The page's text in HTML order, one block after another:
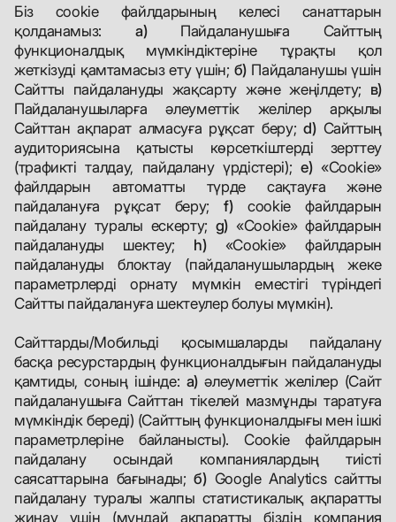
Біз cookie файлдарының келесі санаттарын
қолданамыз: а)Пайдаланушыға Сайттың
функционалдық мүмкіндіктеріне тұрақты қол
жеткізуді қамтамасыз ету үшін; б) Пайдаланушы үшін
Сайтты пайдалануды жақсарту және жеңілдету; в)
Пайдаланушыларға әлеуметтік желілер арқылы
Сайттан ақпарат алмасуға рұқсат беру;d)Сайттың
аудиториясына қатысты көрсеткіштерді зерттеу
(трафикті талдау, пайдалану үрдістері); e)«Cookie»
файлдарын автоматты түрде сақтауға және
пайдалануға рұқсат беру;f)cookie файлдарын
пайдалану туралы ескерту; g) «Cookie» файлдарын
пайдалануды шектеу; h)«Cookie» файлдарын
пайдалануды блоктау (пайдаланушылардың жеке
параметрлерді орнату мүмкін еместігі түріндегі
Сайтты пайдалануға шектеулер болуы мүмкін).
Сайттарды/Мобильді қосымшаларды пайдалану
басқа ресурстардың функционалдығын пайдалануды
қамтиды, соның ішінде: а) әлеуметтік желілер (Сайт
пайдаланушыға Сайттан тікелей мазмұнды таратуға
мүмкіндік береді) (Сайттың функционалдығы мен ішкі
параметрлеріне байланысты). Cookie файлдарын
пайдалану осындай компаниялардың тиісті
саясаттарына бағынады;б)Google Analytics сайтты
пайдалану туралы жалпы статистикалық ақпаратты
жинау үшін (мұндай ақпаратты біздің компания